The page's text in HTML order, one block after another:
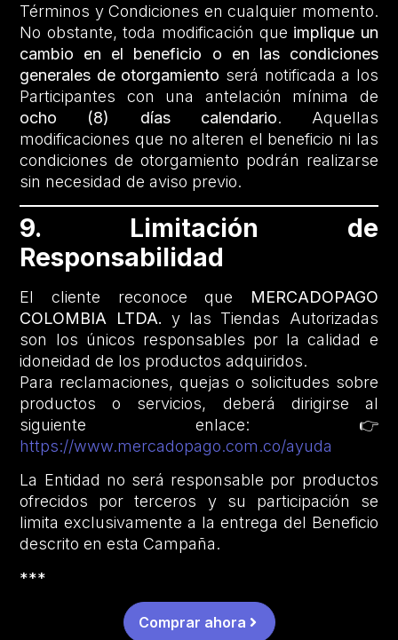
Términos y Condiciones en cualquier momento.
No obstante, toda modificación que implique un
cambio en el beneficio o en las condiciones
generales de otorgamiento será notificada a los
Participantes con una antelación mínima de
ocho (8) días calendario. Aquellas
modificaciones que no alteren el beneficio ni las
condiciones de otorgamiento podrán realizarse
sin necesidad de aviso previo.
9. Limitación de
Responsabilidad
El cliente reconoce que
MERCADOPAGO
COLOMBIA LTDA. y las Tiendas Autorizadas
son los únicos responsables por la calidad e
idoneidad de los productos adquiridos.
Para reclamaciones, quejas o solicitudes sobre
productos o servicios, deberá dirigirse al
siguiente enlace: 👉
https://www.mercadopago.com.co/ayuda
La Entidad no será responsable por productos
ofrecidos por terceros y su participación se
limita exclusivamente a la entrega del Beneficio
descrito en esta Campaña.
***
Comprar ahora